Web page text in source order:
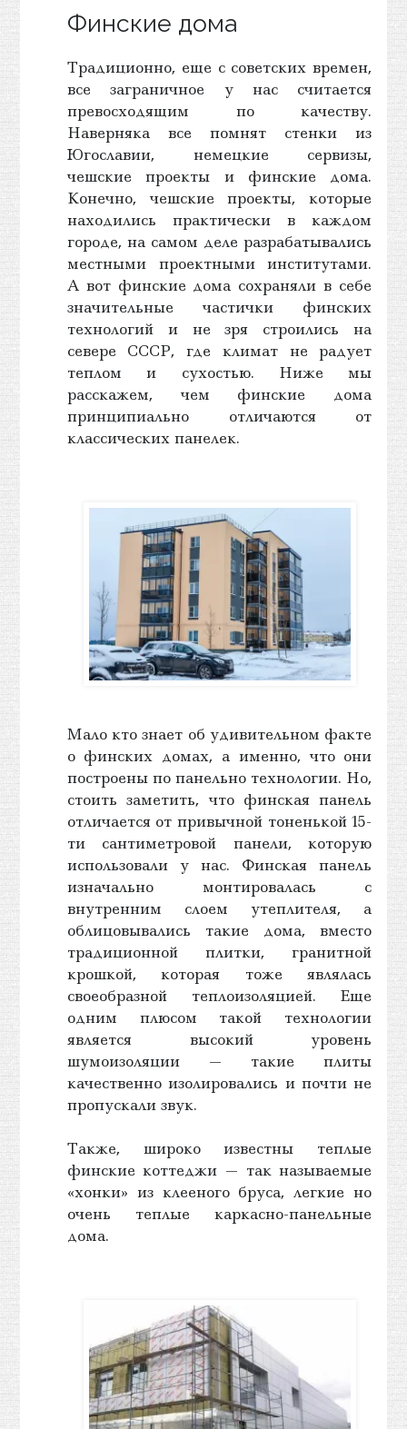
Финские дома
Традиционно, еще с советских времен,
все заграничное у нас считается
превосходящим по качеству.
Наверняка все помнят стенки из
Югославии, немецкие сервизы,
чешские проекты и финские дома.
Конечно, чешские проекты, которые
находились практически в каждом
городе, на самом деле разрабатывались
местными проектными институтами.
А вот финские дома сохраняли в себе
значительные частички финских
технологий и не зря строились на
севере СССР, где климат не радует
теплом и сухостью. Ниже мы
расскажем, чем финские дома
принципиально отличаются от
классических панелек.
Мало кто знает об удивительном факте
о финских домах, а именно, что они
построены по панельно технологии. Но,
стоить заметить, что финская панель
отличается от привычной тоненькой 15-
ти сантиметровой панели, которую
использовали у нас. Финская панель
изначально монтировалась с
внутренним слоем утеплителя, а
облицовывались такие дома, вместо
традиционной плитки, гранитной
крошкой, которая тоже являлась
своеобразной теплоизоляцией. Еще
одним плюсом такой технологии
является высокий уровень
шумоизоляции — такие плиты
качественно изолировались и почти не
пропускали звук.
Также, широко известны теплые
финские коттеджи — так называемые
«хонки» из клееного бруса, легкие но
очень теплые каркасно-панельные
дома.